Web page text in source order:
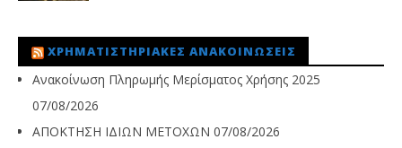
ΧΡΗΜΑΤΙΣΤΗΡΙΑΚΈΣ ΑΝΑΚΟΙΝΏΣΕΙΣ
Ανακοίνωση Πληρωμής Μερίσματος Χρήσης 2025
07/08/2026
ΑΠΟΚΤΗΣΗ ΙΔΙΩΝ ΜΕΤΟΧΩΝ 07/08/2026